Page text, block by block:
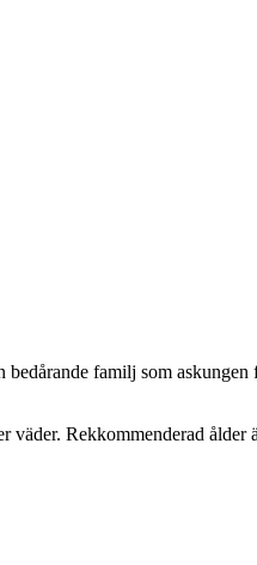
familj som askungen
Rekkommenderad ålder